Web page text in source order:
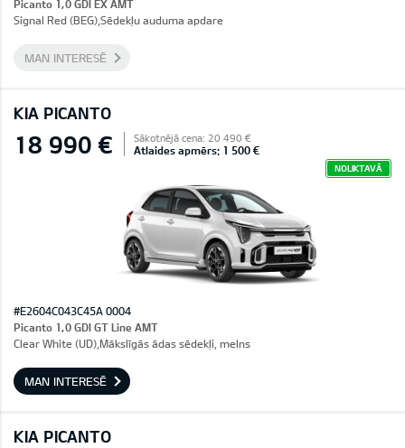
Picanto 1,0 GDI EX AMT
Signal Red (BEG),Sēdekļu auduma apdare
MAN INTERESĒ
KIA PICANTO
18 990 € Sākotnējā cena: 20 490 €
Atlaides apmērs: 1 500 €
NOLIKTAVĀ
#E2604C043C45A 0004
Picanto 1,0 GDI GT Line AMT
Clear White (UD),Mākslīgās ādas sēdekļi, melns
MAN INTERESĒ
KIA PICANTO